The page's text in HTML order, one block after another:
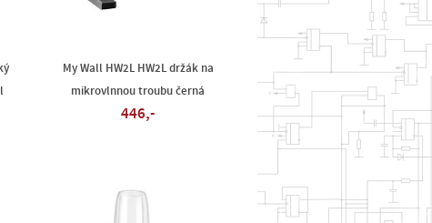
My Wall HW2L HW2L držák na
mikrovlnnou troubu černá
446,-